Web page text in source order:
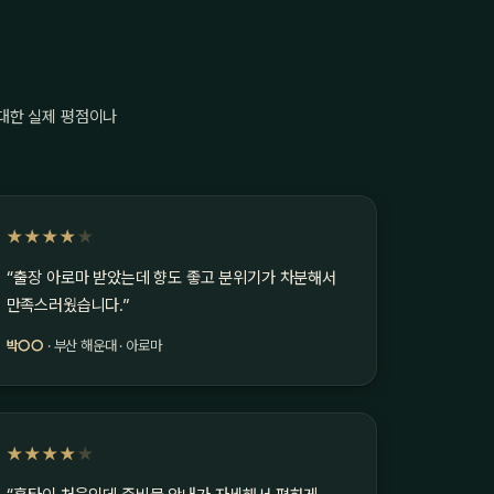
한 실제 평점이나
★★★★ ★
“출장 아로마 받았는데 향도 좋고 분위기가 차분해서
만족스러웠습니다.”
박○○ · 부산 해운대 · 아로마
★★★★ ★